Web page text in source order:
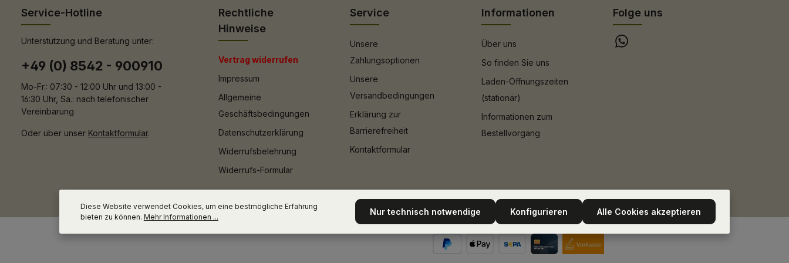
Service-Hotline
Unterstützung und Beratung unter:
+49 (0) 8542 - 900910
Mo-Fr.: 07:30 - 12:00 Uhr und 13:00 -
16:30 Uhr, Sa.: nach telefonischer
Vereinbarung
Oder über unser Kontaktformular.
Rechtliche
Hinweise
Vertrag widerrufen
Impressum
Allgemeine
Geschäftsbedingungen
Datenschutzerklärung
Widerrufsbelehrung
Widerrufs-Formular
Service
Unsere
Zahlungsoptionen
Unsere
Versandbedingungen
Erklärung zur
Barrierefreiheit
Kontaktformular
Informationen
Über uns
So finden Sie uns
Laden-Öffnungszeiten
(stationär)
Informationen zum
Bestellvorgang
Folge uns
Diese Website verwendet Cookies, um eine bestmögliche Erfahrung
bieten zu können. Mehr Informationen ... Nur technisch notwendige Konfigurieren Alle Cookies akzeptieren